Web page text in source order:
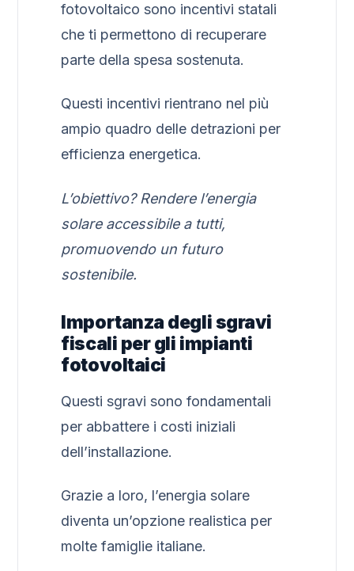
fotovoltaico sono incentivi statali
che ti permettono di recuperare
parte della spesa sostenuta.
Questi incentivi rientrano nel più
ampio quadro delle detrazioni per
efficienza energetica.
L’obiettivo? Rendere l’energia
solare accessibile a tutti,
promuovendo un futuro
sostenibile.
Importanza degli sgravi
fiscali per gli impianti
fotovoltaici
Questi sgravi sono fondamentali
per abbattere i costi iniziali
dell’installazione.
Grazie a loro, l’energia solare
diventa un’opzione realistica per
molte famiglie italiane.